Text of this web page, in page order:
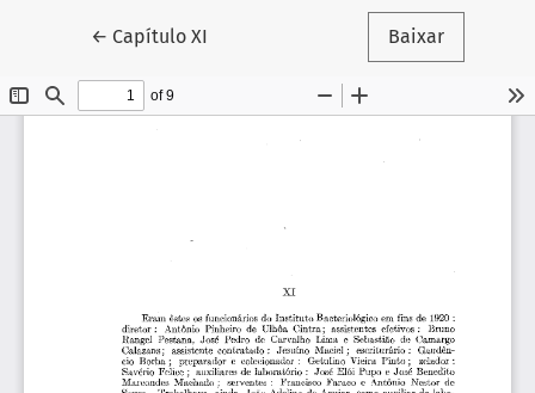
← Voltar aos Detalhes do Artigo
Capítulo XI Baixar